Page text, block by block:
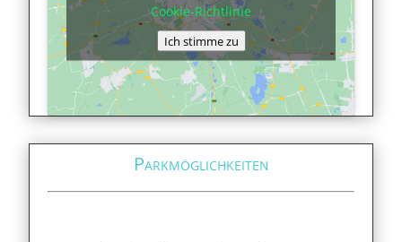
Cookie-Richtlinie
Ich stimme zu
Parkmöglichkeiten